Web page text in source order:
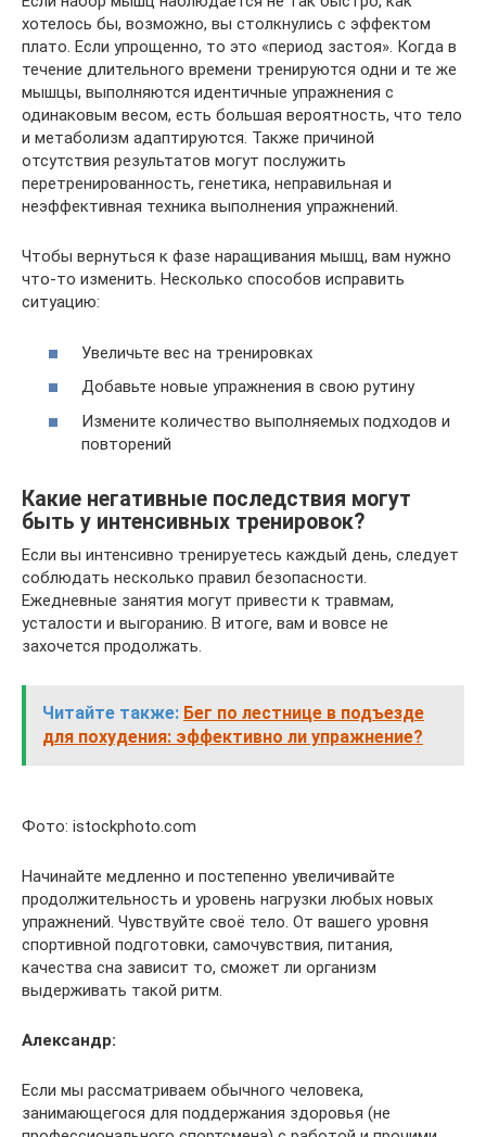
хотелось бы, возможно, вы столкнулись с эффектом
плато. Если упрощенно, то это «период застоя». Когда в
течение длительного времени тренируются одни и те же
мышцы, выполняются идентичные упражнения с
одинаковым весом, есть большая вероятность, что тело
и метаболизм адаптируются. Также причиной
отсутствия результатов могут послужить
перетренированность, генетика, неправильная и
неэффективная техника выполнения упражнений.
Чтобы вернуться к фазе наращивания мышц, вам нужно
что-то изменить. Несколько способов исправить
ситуацию:
Увеличьте вес на тренировках
Добавьте новые упражнения в свою рутину
Измените количество выполняемых подходов и
повторений
Какие негативные последствия могут
быть у интенсивных тренировок?
Если вы интенсивно тренируетесь каждый день, следует
соблюдать несколько правил безопасности.
Ежедневные занятия могут привести к травмам,
усталости и выгоранию. В итоге, вам и вовсе не
захочется продолжать.
Читайте также: Бег по лестнице в подъезде
для похудения: эффективно ли упражнение?
Фото: istockphoto.com
Начинайте медленно и постепенно увеличивайте
продолжительность и уровень нагрузки любых новых
упражнений. Чувствуйте своё тело. От вашего уровня
спортивной подготовки, самочувствия, питания,
качества сна зависит то, сможет ли организм
выдерживать такой ритм.
Александр:
Если мы рассматриваем обычного человека,
занимающегося для поддержания здоровья (не